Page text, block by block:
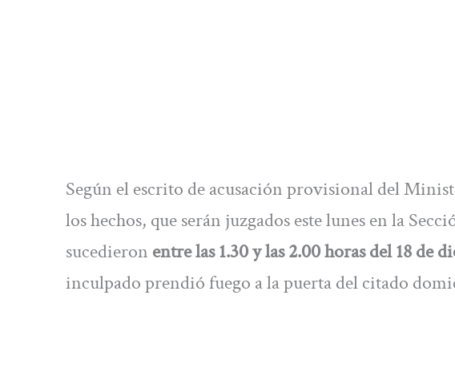
Según el escrito de acusación provisional del
los hechos, que serán juzgados este lunes en la
sucedieron entre las 1.30 y las 2.00 horas del 18 de
inculpado prendió fuego a la puerta del citado